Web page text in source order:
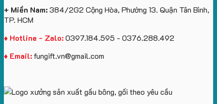
Logo
+ Miền Nam:384/2G2 Cộng Hòa, Phường 13. Quận Tân Bình,
TP. HCM
♦ Hotline - Zalo:0397.184.595 - 0376.288.492
♦ Email:fungift.vn@gmail.com